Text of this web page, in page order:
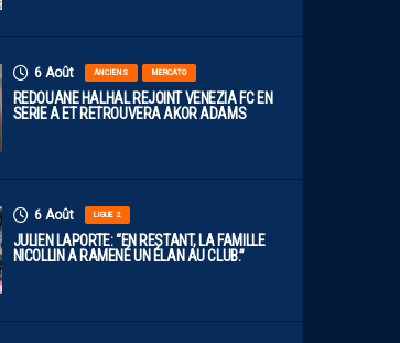
6 Août ANCIENS MERCATO
REDOUANE HALHAL REJOINT VENEZIA FC EN
SERIE A ET RETROUVERA AKOR ADAMS
6 Août LIGUE 2
JULIEN LAPORTE: “EN RESTANT, LA FAMILLE
NICOLLIN A RAMENÉ UN ÉLAN AU CLUB.”